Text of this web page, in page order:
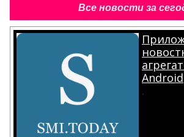
Все новости за
Android
.